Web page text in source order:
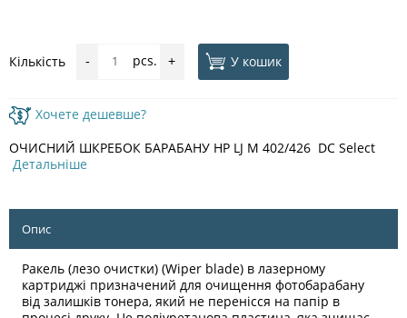
Кількість - pcs. + У кошик
Хочете дешевше?
ОЧИСНИЙ ШКРЕБОК БАРАБАНУ HP LJ M 402/426 DC Select
Детальніше
Опис
Ракель (лезо очистки) (Wiper blade) в лазерному
картриджі призначений для очищення фотобарабану
від залишків тонера, який не перенісся на папір в